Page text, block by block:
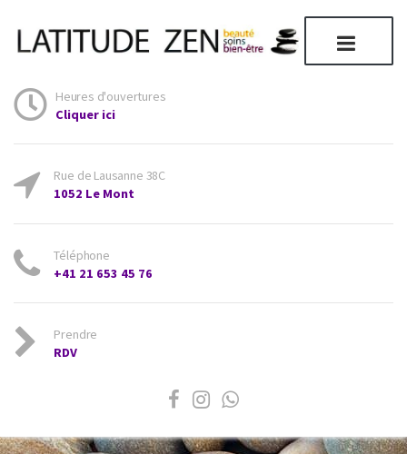
Heures d'ouvertures
Cliquer ici
Rue de Lausanne 38C
1052 Le Mont
Téléphone
+41 21 653 45 76
Prendre
RDV